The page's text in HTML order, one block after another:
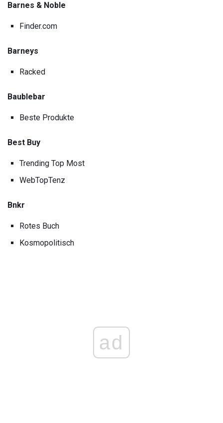
Barnes & Noble
Finder.com
Barneys
Racked
Baublebar
Beste Produkte
Best Buy
Trending Top Most
WebTopTenz
Bnkr
Rotes Buch
Kosmopolitisch
ad